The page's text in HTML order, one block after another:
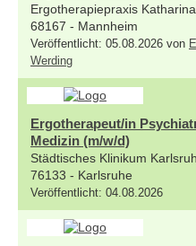
Ergotherapiepraxis
68167 - Mannheim
Veröffentlicht: 05.08.2026 von
Werding
Ergotherapeut/in
Medizin (m/w/d)
Städtisches Klinikum
76133 - Karlsruhe
Veröffentlicht: 04.08.2026